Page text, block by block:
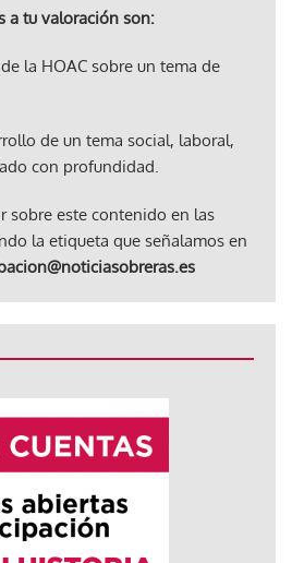
a tu valoración son:
la HOAC sobre un tema de
de un tema social, laboral,
con profundidad.
sobre este contenido en las
la etiqueta que señalamos en